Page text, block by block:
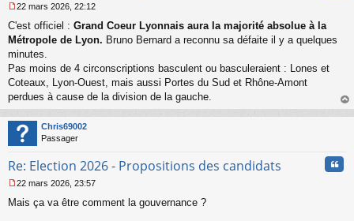
e
s
s
g
e
n
o
n
l
u
22 mars 2026, 22:12
C'est officiel : Grand Coeur Lyonnais aura la majorité absolue à la
Métropole de Lyon. Bruno Bernard a reconnu sa défaite il y a quelques
minutes.
Pas moins de 4 circonscriptions basculent ou basculeraient : Lones et
Coteaux, Lyon-Ouest, mais aussi Portes du Sud et Rhône-Amont
perdues à cause de la division de la gauche.
au
Chris69002
Passager
Re: Election 2026 - Propositions des candidats
e
22 mars 2026, 23:57
Mais ça va être comment la gouvernance ?